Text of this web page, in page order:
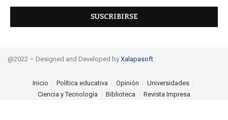
@2022 – Designed and Developed by Xalapasoft
Inicio Política educativa Opinión
Universidades
Ciencia y Tecnología
Biblioteca Revista Impresa